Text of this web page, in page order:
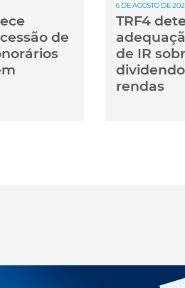
de
6 DE AGOSTO DE
TRF4
de IR
rendas